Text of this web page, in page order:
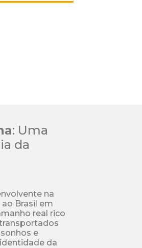
: Uma
da
na
Brasil em
real rico
e
da